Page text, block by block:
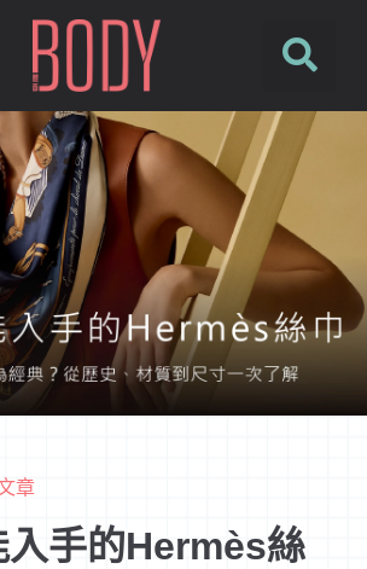
章
入手的Hermès絲